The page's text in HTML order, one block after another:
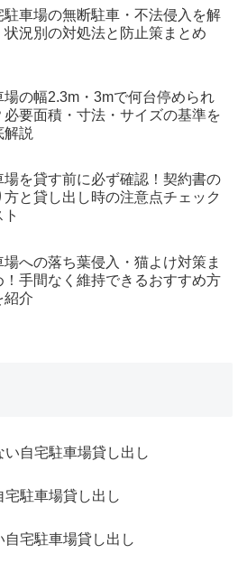
駐車場の無断駐車・不法侵入を解
状況別の対処法と防止策まとめ
場の幅2.3m・3mで何台停められ
必要面積・寸法・サイズの基準を
解説
場を貸す前に必ず確認！契約書の
方と貸し出し時の注意点チェック
ト
場への落ち葉侵入・猫よけ対策ま
！手間なく維持できるおすすめ方
紹介
自宅駐車場貸し出し
駐車場貸し出し
宅駐車場貸し出し